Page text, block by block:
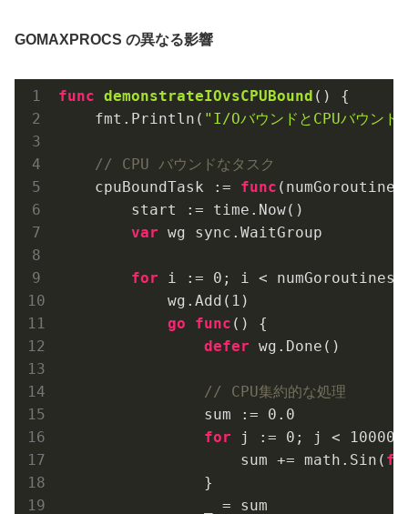
GOMAXPROCS の異なる影響
func demonstrateIOvsCPUBound ()
{
    fmt.Println(
"I/OバウンドとCPUバウンド
// CPU バウンドなタスク
    cpuBoundTask :=
func
        start := time.Now()
var wg sync.WaitGroup
for i := 0 ; i <
            wg.Add(
1 )
go
func ()
{
defer wg.Done()
// CPU集約的な処理
                sum :=
0.0
for j := 0 ; j <
                    sum += math.Sin(
                }
                _ = sum